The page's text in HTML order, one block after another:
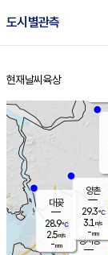
도시별관측
홈
현재날씨 육상
경서동
대곶
28.9℃
2.5m/s
-mm
양촌
29.3℃
3.1 m/s
-mm